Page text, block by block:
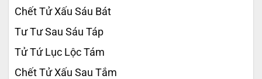
Chết Tử Xấu Sáu Bát
Tư Tư Sau Sáu Táp
Tử Tứ Lục Lộc Tám
Chết Tử Xấu Sau Tắm